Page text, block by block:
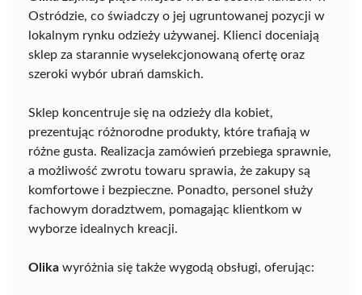
Ostródzie, co świadczy o jej ugruntowanej pozycji w
lokalnym rynku odzieży używanej. Klienci doceniają
sklep za starannie wyselekcjonowaną ofertę oraz
szeroki wybór ubrań damskich.
Sklep koncentruje się na odzieży dla kobiet,
prezentując różnorodne produkty, które trafiają w
różne gusta. Realizacja zamówień przebiega sprawnie,
a możliwość zwrotu towaru sprawia, że zakupy są
komfortowe i bezpieczne. Ponadto, personel służy
fachowym doradztwem, pomagając klientkom w
wyborze idealnych kreacji.
Olika wyróżnia się także wygodą obsługi, oferując: